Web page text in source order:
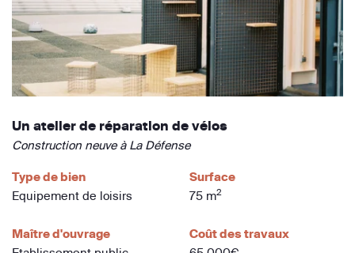
Un atelier de réparation de vélos
Construction neuve à La Défense
Type de bien
Equipement de loisirs
Surface
75 m2
Maître d'ouvrage
Coût des travaux